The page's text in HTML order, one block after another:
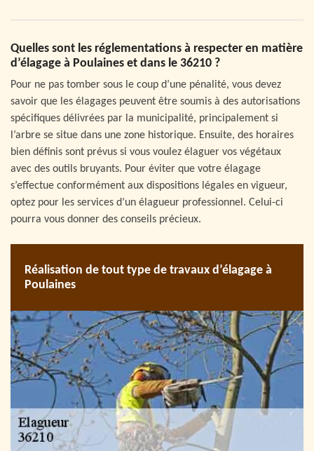
Quelles sont les réglementations à respecter en matière
d’élagage à Poulaines et dans le 36210 ?
Pour ne pas tomber sous le coup d’une pénalité, vous devez
savoir que les élagages peuvent être soumis à des autorisations
spécifiques délivrées par la municipalité, principalement si
l’arbre se situe dans une zone historique. Ensuite, des horaires
bien définis sont prévus si vous voulez élaguer vos végétaux
avec des outils bruyants. Pour éviter que votre élagage
s’effectue conformément aux dispositions légales en vigueur,
optez pour les services d’un élagueur professionnel. Celui-ci
pourra vous donner des conseils précieux.
Réalisation de tout type de travaux d’élagage à
Poulaines